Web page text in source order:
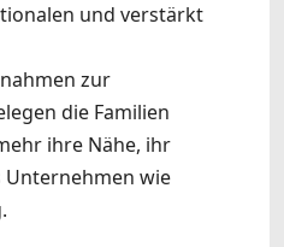
und verstärkt
zur
die Familien
ihre Nähe, ihr
Unternehmen wie